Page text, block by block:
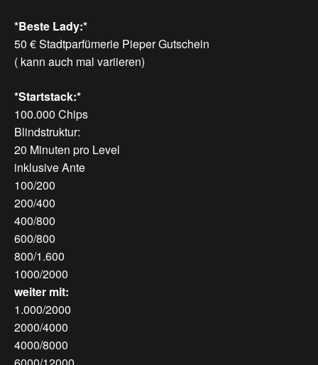
*Beste Lady:*
50 € Stadtparfümerie Pieper Gutschein
( kann auch mal variieren)
*Startstack:*
100.000 Chips
Blindstruktur:
20 Minuten pro Level
inklusive Ante
100/200
200/400
400/800
600/800
800/1.600
1000/2000
weiter mit:
1.000/2000
2000/4000
4000/8000